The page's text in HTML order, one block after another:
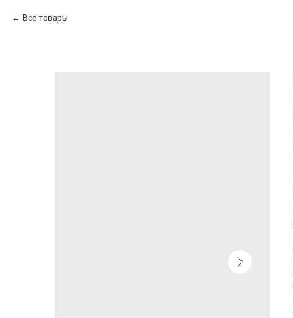
Все товары